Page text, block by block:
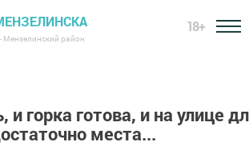
Мензелинский район
18+
и горка готова, и на улице
места...